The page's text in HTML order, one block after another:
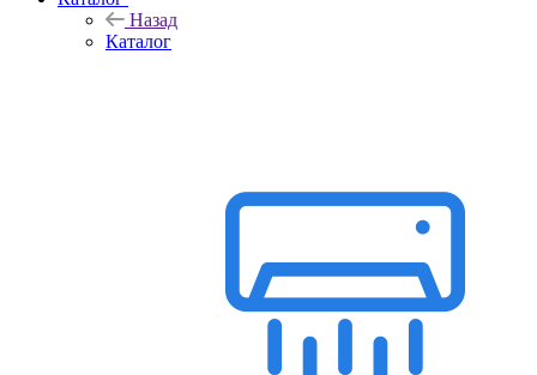
Назад
Каталог